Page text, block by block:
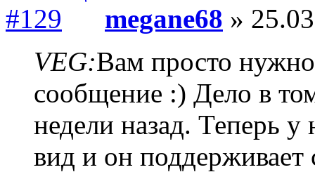
megane68 »
VEG:Вам просто
сообщение :) Дело в
недели назад. Теперь
вид и он